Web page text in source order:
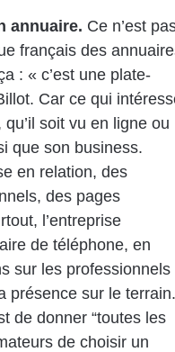
annuaire. Ce n’est
français des
: « c’est une plate-
Car ce qui
soit vu en ligne ou
que son business.
en relation, des
des pages
l’entreprise
de téléphone, en
sur les professionnels
présence sur le terrain.
de donner “toutes les
de choisir un